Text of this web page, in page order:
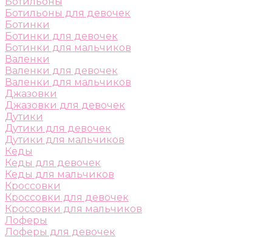
Ботильоны для девочек
Ботинки
Ботинки для девочек
Ботинки для мальчиков
Валенки
Валенки для девочек
Валенки для мальчиков
Джазовки
Джазовки для девочек
Дутики
Дутики для девочек
Дутики для мальчиков
Кеды
Кеды для девочек
Кеды для мальчиков
Кроссовки
Кроссовки для девочек
Кроссовки для мальчиков
Лоферы
Лоферы для девочек